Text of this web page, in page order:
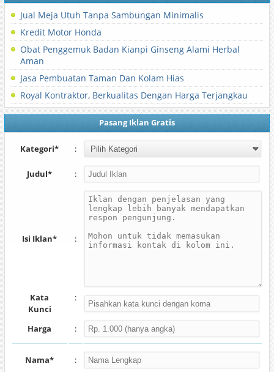
Jual Meja Utuh Tanpa Sambungan Minimalis
Kredit Motor Honda
Obat Penggemuk Badan Kianpi Ginseng Alami Herbal
Aman
Jasa Pembuatan Taman Dan Kolam Hias
Royal Kontraktor, Berkualitas Dengan Harga Terjangkau
Pasang Iklan Gratis
Kategori* :
Judul* :
Isi Iklan* :
Kata
Kunci
:
Harga :
Nama* :